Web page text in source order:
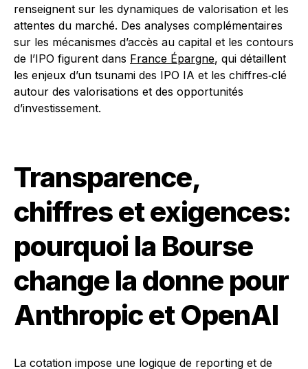
renseignent sur les dynamiques de valorisation et les
attentes du marché. Des analyses complémentaires
sur les mécanismes d’accès au capital et les contours
de l’IPO figurent dans France Épargne, qui détaillent
les enjeux d’un tsunami des IPO IA et les chiffres‑clé
autour des valorisations et des opportunités
d’investissement.
Transparence,
chiffres et exigences:
pourquoi la Bourse
change la donne pour
Anthropic et OpenAI
La cotation impose une logique de reporting et de